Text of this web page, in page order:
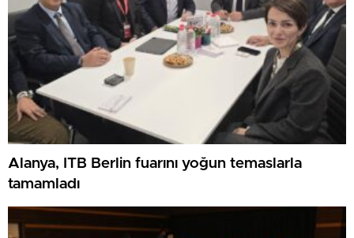
Alanya, ITB Berlin fuarını yoğun temaslarla
tamamladı